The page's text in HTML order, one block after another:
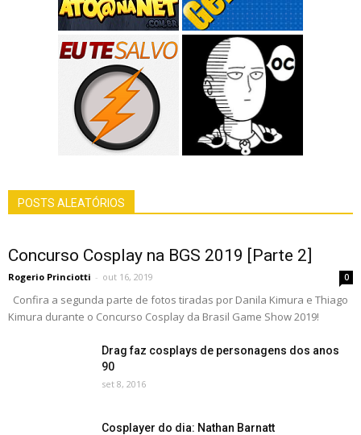
POSTS ALEATÓRIOS
Concurso Cosplay na BGS 2019 [Parte 2]
Rogerio Princiotti - out 16, 2019 0
Confira a segunda parte de fotos tiradas por Danila Kimura e Thiago
Kimura durante o Concurso Cosplay da Brasil Game Show 2019!
Drag faz cosplays de personagens dos anos
90
set 8, 2016
Cosplayer do dia: Nathan Barnatt